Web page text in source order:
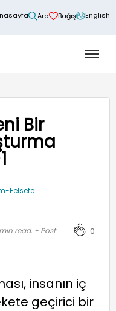
Ara Bağış English
Bir
Felsefe
read. - Post
0
insanın iç
geçirici bir